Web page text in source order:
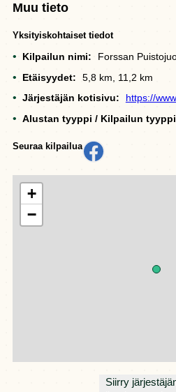
Muu tieto
Yksityiskohtaiset tiedot
Kilpailun nimi:
Forssan
Etäisyydet:
5,8 km, 11,2 km
Järjestäjän kotisivu:
https://
Alustan tyyppi / Kilpailun tyyppi
Seuraa kilpailua
+
−
Siirry